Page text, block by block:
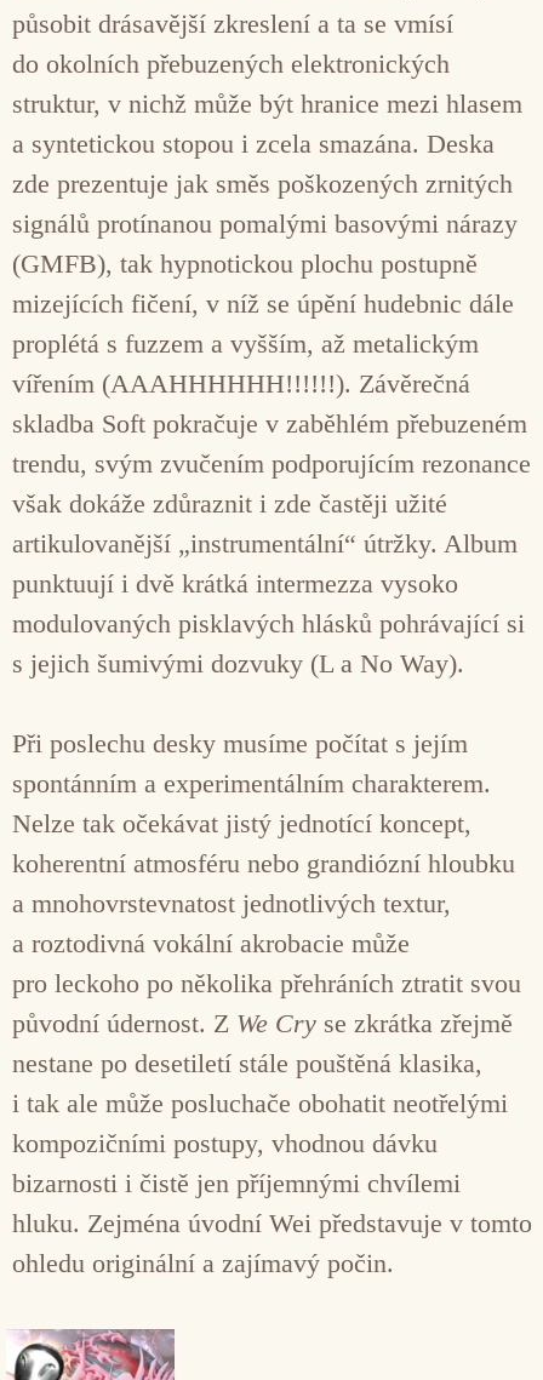
působit drásavější zkreslení a ta se vmísí
do okolních přebuzených elektronických
struktur, v nichž může být hranice mezi hlasem
a syntetickou stopou i zcela smazána. Deska
zde prezentuje jak směs poškozených zrnitých
signálů protínanou pomalými basovými nárazy
(GMFB), tak hypnotickou plochu postupně
mizejících fičení, v níž se úpění hudebnic dále
proplétá s fuzzem a vyšším, až metalickým
vířením (AAAHHHHHH!!!!!!). Závěrečná
skladba Soft pokračuje v zaběhlém přebuzeném
trendu, svým zvučením podporujícím rezonance
však dokáže zdůraznit i zde častěji užité
artikulovanější „instrumentální“ útržky. Album
punktuují i dvě krátká intermezza vysoko
modulovaných pisklavých hlásků pohrávající si
s jejich šumivými dozvuky (L a No Way).
Při poslechu desky musíme počítat s jejím
spontánním a experimentálním charakterem.
Nelze tak očekávat jistý jednotící koncept,
koherentní atmosféru nebo grandiózní hloubku
a mnohovrstevnatost jednotlivých textur,
a roztodivná vokální akrobacie může
pro leckoho po několika přehráních ztratit svou
původní údernost. Z We Cry se zkrátka zřejmě
nestane po desetiletí stále pouštěná klasika,
i tak ale může posluchače obohatit neotřelými
kompozičními postupy, vhodnou dávku
bizarnosti i čistě jen příjemnými chvílemi
hluku. Zejména úvodní Wei představuje v tomto
ohledu originální a zajímavý počin.